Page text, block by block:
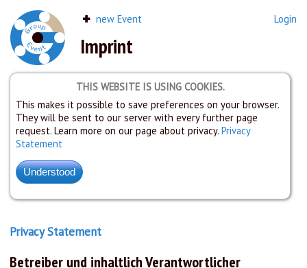
new Event Login
Imprint
THIS WEBSITE IS USING COOKIES.
This makes it possible to save preferences on your browser.
They will be sent to our server with every further page
request. Learn more on our page about privacy. Privacy
Statement
Privacy Statement
Betreiber und inhaltlich Verantwortlicher